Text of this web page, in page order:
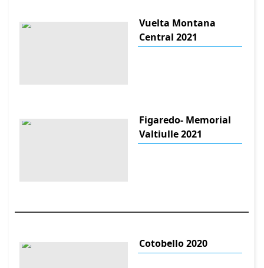
Vuelta Montana
Central 2021
Figaredo- Memorial
Valtiulle 2021
Cotobello 2020